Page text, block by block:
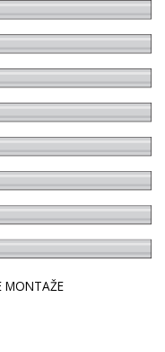
MONTAŽE